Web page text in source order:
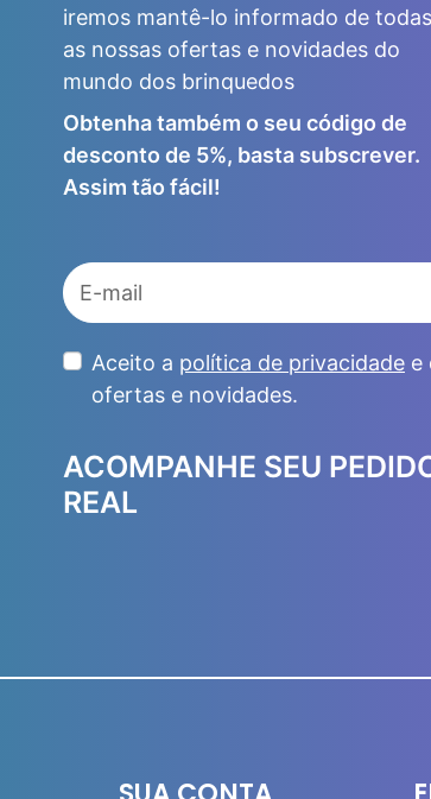
iremos mantê-lo informado de todas
as nossas ofertas e novidades do
mundo dos brinquedos
Obtenha também o seu código de
desconto de 5%, basta subscrever.
Assim tão fácil!
Aceito a política de privacidade e
ofertas e novidades.
ACOMPANHE SEU
REAL